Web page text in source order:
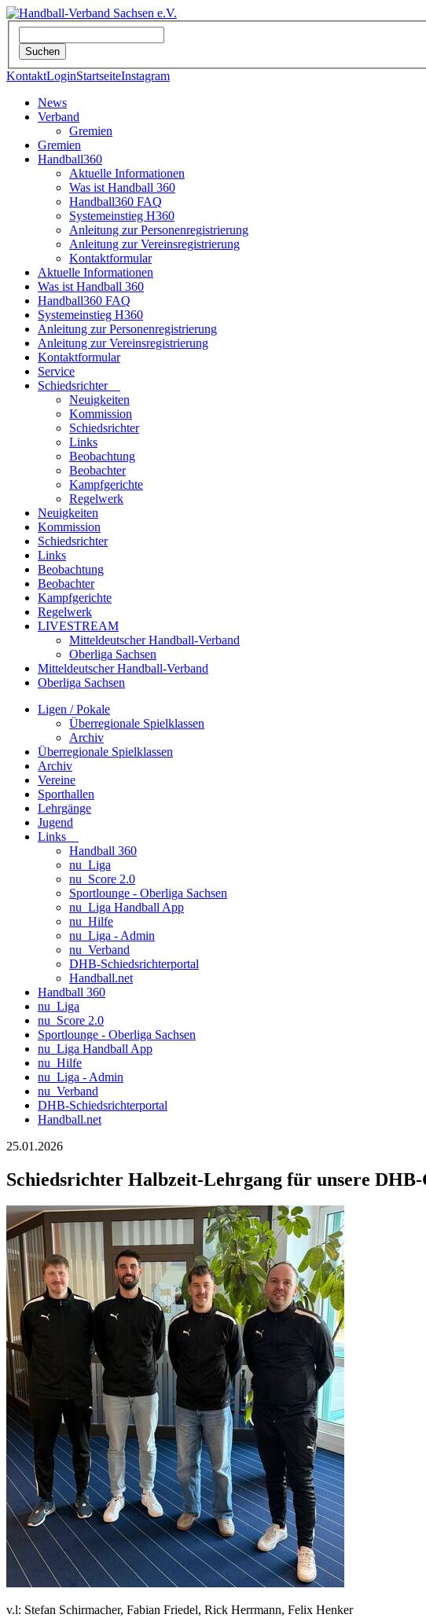
KontaktLoginStartseiteInstagram
News
Verband
Gremien
Gremien
Handball360
Aktuelle Informationen
Was ist Handball 360
Handball360 FAQ
Systemeinstieg H360
Anleitung zur Personenregistrierung
Anleitung zur Vereinsregistrierung
Kontaktformular
Aktuelle Informationen
Was ist Handball 360
Handball360 FAQ
Systemeinstieg H360
Anleitung zur Personenregistrierung
Anleitung zur Vereinsregistrierung
Kontaktformular
Service
Schiedsrichter
Neuigkeiten
Kommission
Schiedsrichter
Links
Beobachtung
Beobachter
Kampfgerichte
Regelwerk
Neuigkeiten
Kommission
Schiedsrichter
Links
Beobachtung
Beobachter
Kampfgerichte
Regelwerk
LIVESTREAM
Mitteldeutscher Handball-Verband
Oberliga Sachsen
Mitteldeutscher Handball-Verband
Oberliga Sachsen
Ligen / Pokale
Überregionale Spielklassen
Archiv
Überregionale Spielklassen
Archiv
Vereine
Sporthallen
Lehrgänge
Jugend
Links
Handball 360
nu_Liga
nu_Score 2.0
Sportlounge - Oberliga Sachsen
nu_Liga Handball App
nu_Hilfe
nu_Liga - Admin
nu_Verband
DHB-Schiedsrichterportal
Handball.net
Handball 360
nu_Liga
nu_Score 2.0
Sportlounge - Oberliga Sachsen
nu_Liga Handball App
nu_Hilfe
nu_Liga - Admin
nu_Verband
DHB-Schiedsrichterportal
Handball.net
25.01.2026
Schiedsrichter Halbzeit-Lehrgang für unsere DHB-
v.l: Stefan Schirmacher, Fabian Friedel, Rick Herrmann, Felix Henker